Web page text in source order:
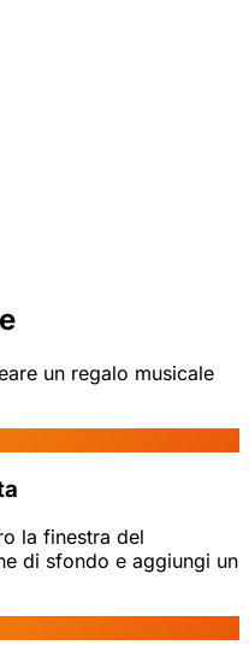
un regalo musicale
la finestra del
di sfondo e aggiungi un